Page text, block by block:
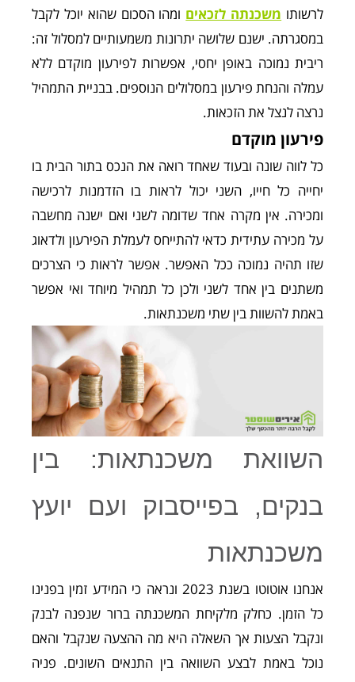
לרשותו משכנתה לזכאים ומהו הסכום שהוא יוכל לקבל
במסגרתה. ישנם שלושה יתרונות משמעותיים למסלול זה:
ריבית נמוכה באופן יחסי, אפשרות לפירעון מוקדם ללא
עמלה והנחת פירעון במסלולים הנוספים. בבניית התמהיל
נרצה לנצל את הזכאות.
פירעון מוקדם
כל לווה שונה ובעוד שאחד רואה את הנכס בתור הבית בו
יחייה כל חייו, השני יכול לראות בו הזדמנות לרכישה
ומכירה. אין מקרה אחד שדומה לשני ואם ישנה מחשבה
על מכירה עתידית כדאי להתייחס לעמלת הפירעון ולדאוג
שזו תהיה נמוכה ככל האפשר. אפשר לראות כי הצרכים
משתנים בין אחד לשני ולכן כל תמהיל מיוחד ואי אפשר
באמת להשוות בין שתי משכנתאות.
השוואת משכנתאות: בין
בנקים, בפייסבוק ועם יועץ
משכנתאות
אנחנו אוטוטו בשנת 2023 ונראה כי המידע זמין בפנינו
כל הזמן. כחלק מלקיחת המשכנתה ברור שנפנה לבנק
ונקבל הצעות אך השאלה היא מה ההצעה שנקבל והאם
נוכל באמת לבצע השוואה בין התנאים השונים. פניה